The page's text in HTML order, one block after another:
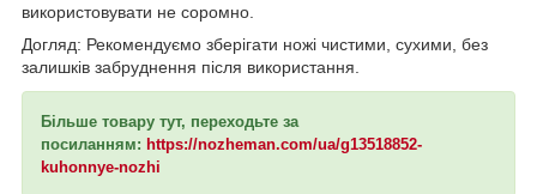
використовувати не соромно.
Догляд: Рекомендуємо зберігати ножі чистими, сухими, без
залишків забруднення після використання.
Більше товару тут, переходьте за
посиланням: https://nozheman.com/ua/g13518852-
kuhonnye-nozhi